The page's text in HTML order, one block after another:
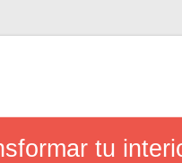
tu